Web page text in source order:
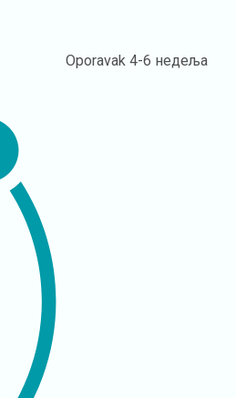
Oporavak4-6 недеља